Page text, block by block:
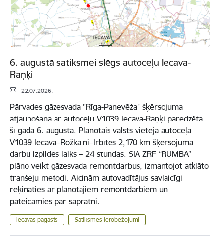
6. augustā satiksmei slēgs autoceļu Iecava-
Raņķi
22.07.2026.
Pārvades gāzesvada "Rīga-Panevēža" šķērsojuma
atjaunošana ar autoceļu V1039 Iecava-Raņķi paredzēta
šī gada 6. augustā. Plānotais valsts vietējā autoceļa
V1039 Iecava–Rožkalni–Irbītes 2,170 km šķērsojuma
darbu izpildes laiks – 24 stundas. SIA ZRF “RUMBA”
plāno veikt gāzesvada remontdarbus, izmantojot atklāto
tranšeju metodi. Aicinām autovadītājus savlaicīgi
rēķināties ar plānotajiem remontdarbiem un
pateicamies par sapratni.
Iecavas pagasts Satiksmes ierobežojumi